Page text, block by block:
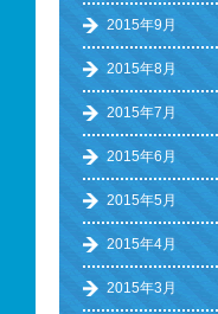
2015年9月
2015年8月
2015年7月
2015年6月
2015年5月
2015年4月
2015年3月